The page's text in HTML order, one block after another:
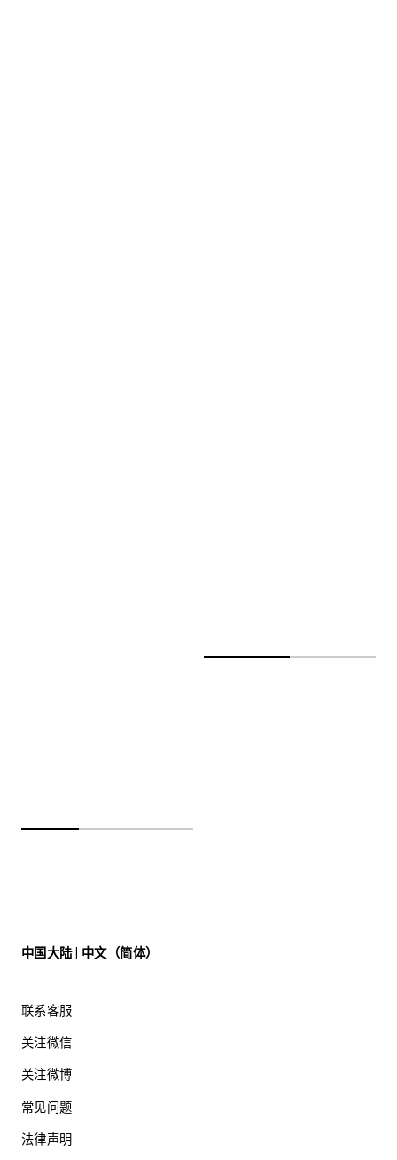
中国大陆 | 中文（简体）
联系客服
关注微信
关注微博
常见问题
法律声明